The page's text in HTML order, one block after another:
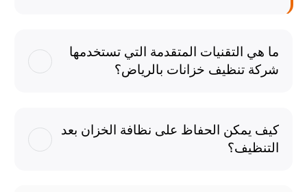
ما هي التقنيات المتقدمة التي تستخدمها
شركة تنظيف خزانات بالرياض؟
كيف يمكن الحفاظ على نظافة الخزان بعد
التنظيف؟